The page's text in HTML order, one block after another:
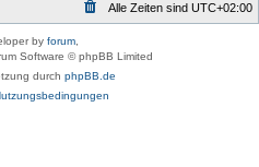
Alle Zeiten sind UTC+02:00
by forum
Software © phpBB Limited
durch phpBB.de